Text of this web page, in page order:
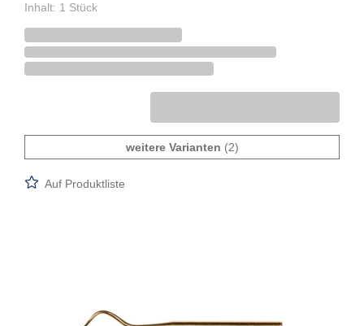
Inhalt: 1 Stück
weitere Varianten (2)
Auf Produktliste